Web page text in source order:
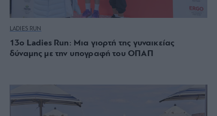
LADIES RUN
13ο Ladies Run: Μια γιορτή της γυναικείας
δύναμης με την υπογραφή του ΟΠΑΠ